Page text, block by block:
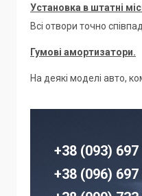
Установка в штатні
Всі отвори точно
Гумові амортизатори.
На деякі моделі авто,
+38 (093) 697
+38 (096) 697